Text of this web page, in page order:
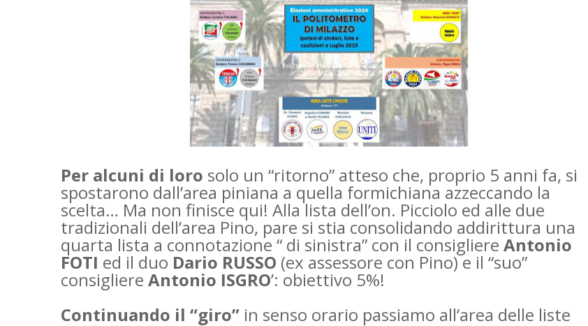
Per alcuni di loro solo un “ritorno” atteso che, proprio 5 anni fa, si
spostarono dall’area piniana a quella formichiana azzeccando la
scelta… Ma non finisce qui! Alla lista dell’on. Picciolo ed alle due
tradizionali dell’area Pino, pare si stia consolidando addirittura una
quarta lista a connotazione “ di sinistra” con il consigliere Antonio
FOTI ed il duo Dario RUSSO (ex assessore con Pino) e il “suo”
consigliere Antonio ISGRO’: obiettivo 5%!
Continuando il “giro” in senso orario passiamo all’area delle liste